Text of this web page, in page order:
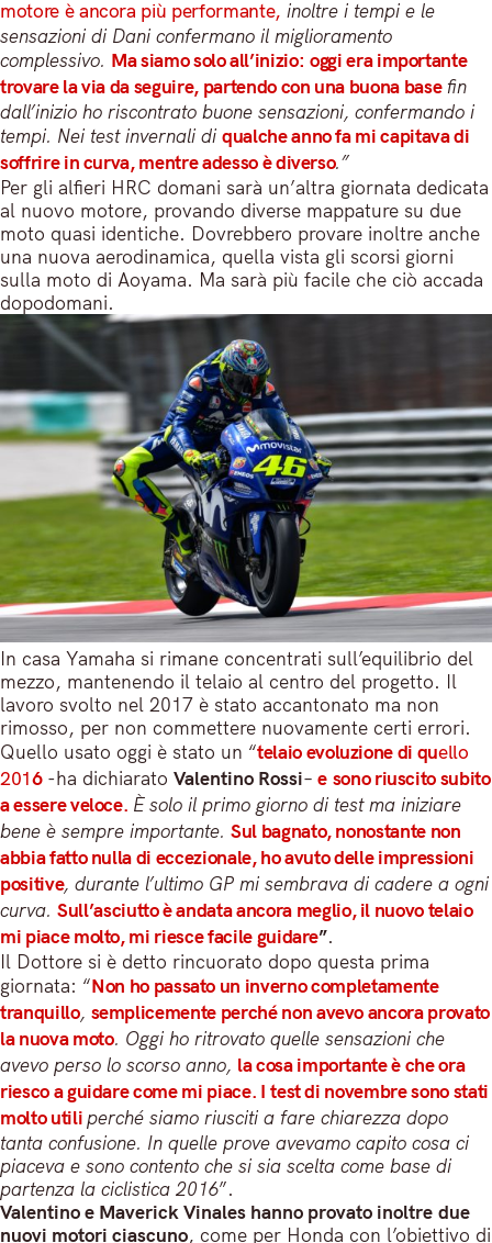
motore è ancora più performante, inoltre i tempi e le
sensazioni di Dani confermano il miglioramento
complessivo. Ma siamo solo all’inizio: oggi era importante
trovare la via da seguire, partendo con una buona base fin
dall’inizio ho riscontrato buone sensazioni, confermando i
tempi. Nei test invernali di qualche anno fa mi capitava di
soffrire in curva, mentre adesso è diverso.”
Per gli alfieri HRC domani sarà un’altra giornata dedicata
al nuovo motore, provando diverse mappature su due
moto quasi identiche. Dovrebbero provare inoltre anche
una nuova aerodinamica, quella vista gli scorsi giorni
sulla moto di Aoyama. Ma sarà più facile che ciò accada
dopodomani.
In casa Yamaha si rimane concentrati sull’equilibrio del
mezzo, mantenendo il telaio al centro del progetto. Il
lavoro svolto nel 2017 è stato accantonato ma non
rimosso, per non commettere nuovamente certi errori.
Quello usato oggi è stato un “telaio evoluzionedi quello
2016 -ha dichiaratoValentino Rossi–e sono riuscito subito
a essere veloce. È solo il primo giorno di test ma iniziare
bene è sempre importante. Sul bagnato, nonostante non
abbia fatto nulla di eccezionale, ho avuto delle impressioni
positive, durante l’ultimo GP mi sembrava di cadere a ogni
curva. Sull’asciutto è andata ancora meglio, il nuovo telaio
mi piace molto, mi riesce facile guidare”.
Il Dottore si è detto rincuorato dopo questa prima
giornata: “Non ho passato un inverno completamente
tranquillo, semplicemente perché non avevo ancora provato
la nuova moto. Oggi ho ritrovato quelle sensazioni che
avevo perso lo scorso anno, la cosa importante è che ora
riesco a guidare come mi piace. I test di novembre sono stati
molto utili perché siamo riusciti a fare chiarezza dopo
tanta confusione. In quelle prove avevamo capito cosa ci
piaceva e sono contento che si sia scelta come base di
partenza la ciclistica 2016”.
Valentino e Maverick Vinales hanno provato inoltre due
nuovi motori ciascuno, come per Honda con l’obiettivo di